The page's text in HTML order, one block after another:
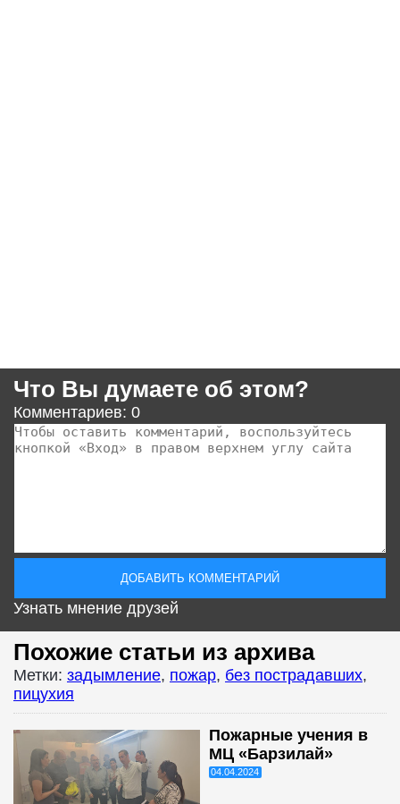
Что Вы думаете об этом?
Комментариев: 0
Узнать мнение друзей
Похожие статьи из архива
Метки: задымление, пожар, без пострадавших,
пицухия
Пожарные учения в
МЦ «Барзилай»
04.04.2024